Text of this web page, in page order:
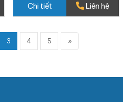
Chi tiết Liên hệ
3 4 5 »